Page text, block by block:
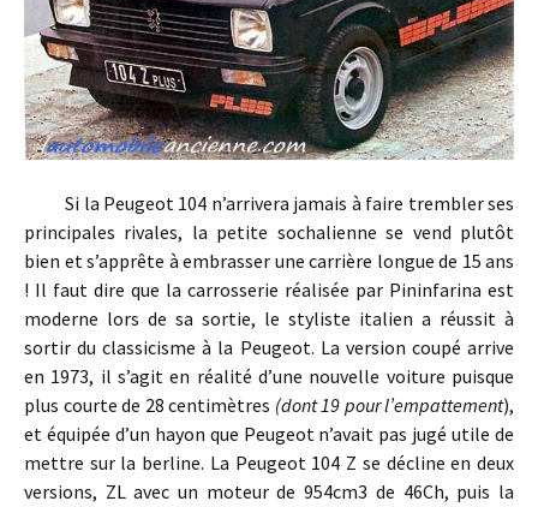
Si la Peugeot 104 n’arrivera jamais à faire trembler ses
principales rivales, la petite sochalienne se vend plutôt
bien et s’apprête à embrasser une carrière longue de 15 ans
! Il faut dire que la carrosserie réalisée par Pininfarina est
moderne lors de sa sortie, le styliste italien a réussit à
sortir du classicisme à la Peugeot. La version coupé arrive
en 1973, il s’agit en réalité d’une nouvelle voiture puisque
plus courte de 28 centimètres (dont 19 pour l’empattement),
et équipée d’un hayon que Peugeot n’avait pas jugé utile de
mettre sur la berline. La Peugeot 104 Z se décline en deux
versions, ZL avec un moteur de 954cm3 de 46Ch, puis la